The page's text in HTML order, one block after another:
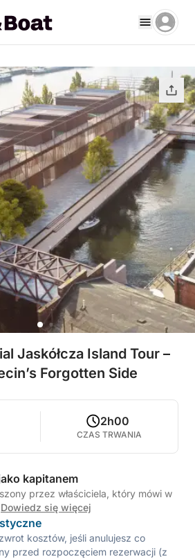
Jaskółcza Island Tour –
Forgotten Side
2h00
CZAS TRWANIA
kapitanem
przez właściciela, który mówi w
Dowiedz się więcej
kosztów, jeśli anulujesz co
przed rozpoczęciem rezerwacji (z